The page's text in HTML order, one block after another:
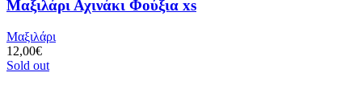
Μαξιλάρι Αχινάκι Φούξια xs
Μαξιλάρι
12,00€
Sold out